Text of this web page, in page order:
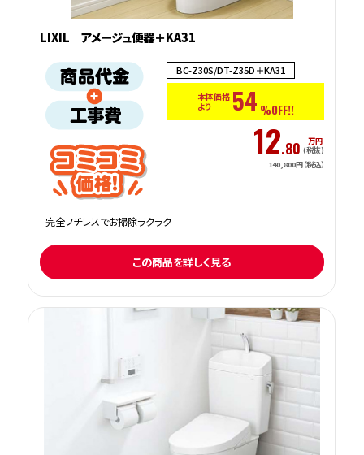
LIXIL アメージュ便器＋KA31
BC-Z30S/DT-Z35D＋KA31
本体価格
より
54 %OFF!!
12.80 万円
(税抜)
140,800円（税込）
完全フチレスでお掃除ラクラク
この商品を詳しく見る